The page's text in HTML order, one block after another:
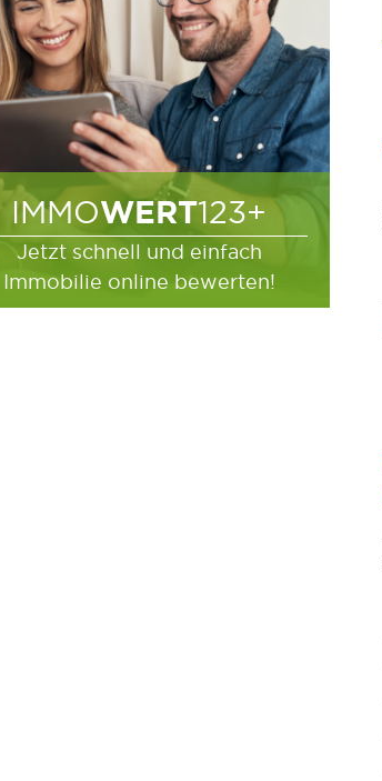
IMMOWERT123+
Jetzt schnell und einfach
Immobilie online bewerten!